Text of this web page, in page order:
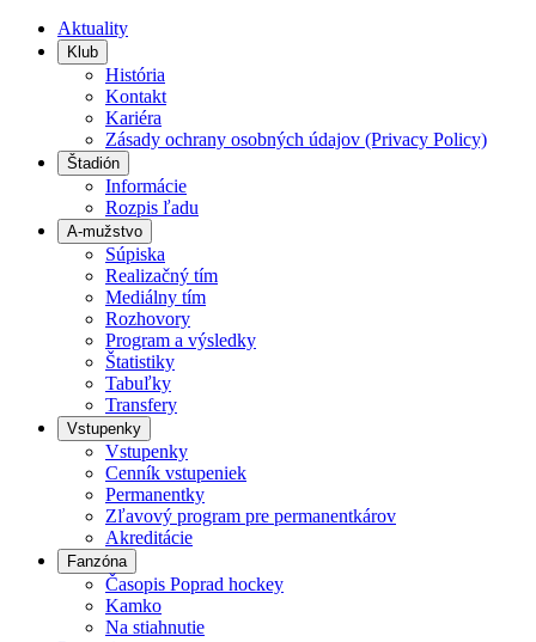
Aktuality
Klub
História
Kontakt
Kariéra
Zásady ochrany osobných údajov (Privacy Policy)
Štadión
Informácie
Rozpis ľadu
A-mužstvo
Súpiska
Realizačný tím
Mediálny tím
Rozhovory
Program a výsledky
Štatistiky
Tabuľky
Transfery
Vstupenky
Vstupenky
Cenník vstupeniek
Permanentky
Zľavový program pre permanentkárov
Akreditácie
Fanzóna
Časopis Poprad hockey
Kamko
Na stiahnutie